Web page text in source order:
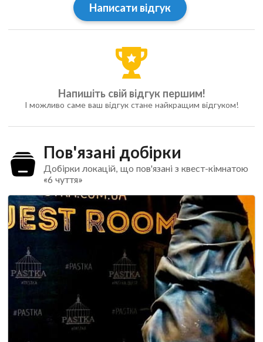
Написати відгук
Напишіть свій відгук першим!
І можливо саме ваш відгук стане найкращим відгуком!
Пов'язані добірки
Добірки локацій, що пов'язані з квест-кімнатою
«6 чуття»